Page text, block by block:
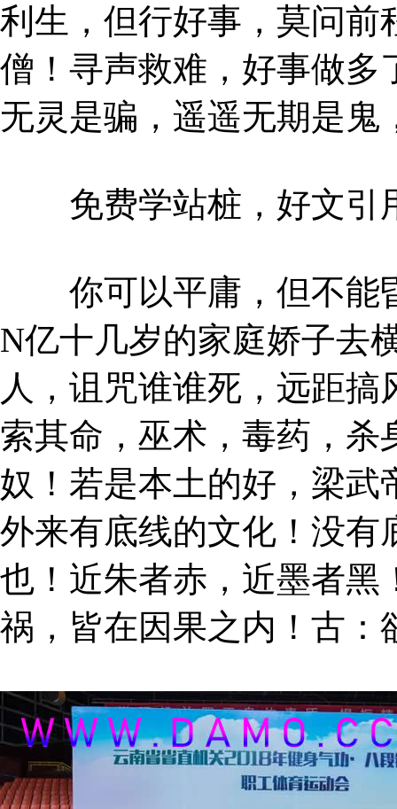
利生，但行好事，莫问前
僧！寻声救难，好事做多
无灵是骗，遥遥无期是鬼
免费学站桩，好文引
你可以平庸，但不能
N亿十几岁的家庭娇子去
人，诅咒谁谁死，远距
索其命，巫术，毒药，
奴！若是本土的好，梁武
外来有底线的文化！没有
也！近朱者赤，近墨者黑
祸，皆在因果之内！古：